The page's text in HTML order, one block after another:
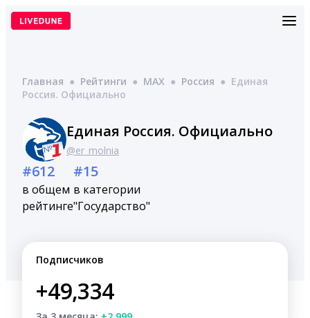
Перейти
Главная ● Рейтинги ● MAX ● Россия ● Единая
Россия. Официально
Единая Россия. Официально
@er_molnia
#612
в общем
рейтинге
#15
в категории
"Государство"
Подписчиков
+49,334